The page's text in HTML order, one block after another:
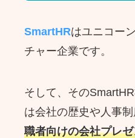
SmartHRはユニコー
チャー企業です。
そして、その
は会社の歴史や人事
職者向けの会社プレ